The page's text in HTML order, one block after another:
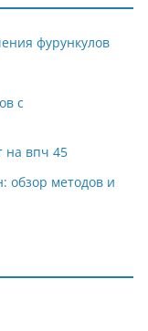
фурункулов
с
на впч 45
обзор методов и